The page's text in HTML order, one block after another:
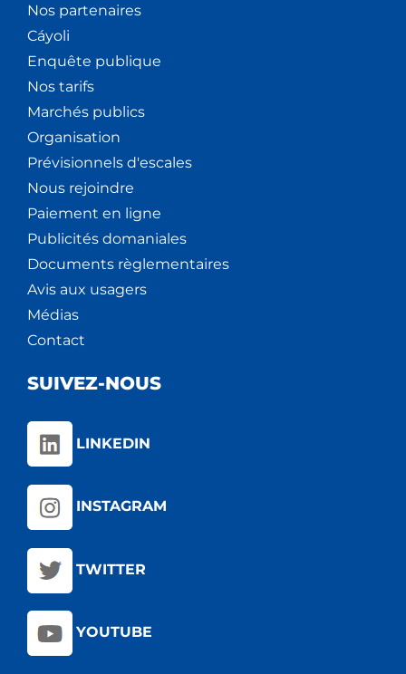
Nos partenaires
Cáyoli
Enquête publique
Nos tarifs
Marchés publics
Organisation
Prévisionnels d'escales
Nous rejoindre
Paiement en ligne
Publicités domaniales
Documents règlementaires
Avis aux usagers
Médias
Contact
SUIVEZ-NOUS
LINKEDIN
INSTAGRAM
TWITTER
YOUTUBE